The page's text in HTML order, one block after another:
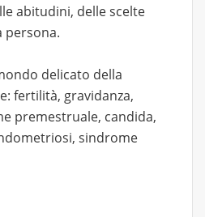
abitudini, delle scelte
persona.
delicato della
fertilità, gravidanza,
premestruale, candida,
sindrome